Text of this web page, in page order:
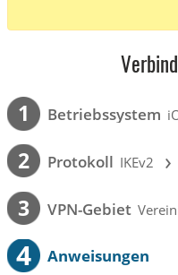
1 Betriebssystem
2 Protokoll IKEv2 ›
3 VPN-Gebiet
4 Anweisungen